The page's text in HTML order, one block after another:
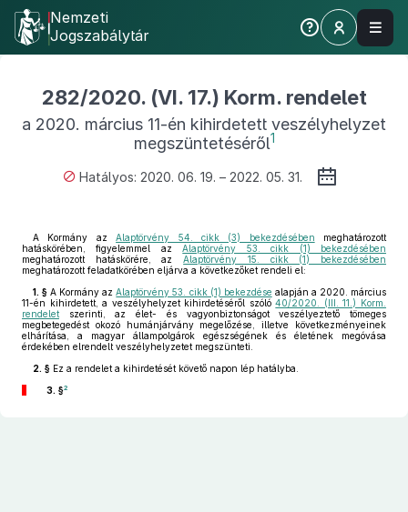
Nemzeti
Jogszabálytár
282/2020. (VI. 17.) Korm. rendelet
a 2020. március 11-én kihirdetett veszélyhelyzet
megszüntetéséről1
Hatályos: 2020. 06. 19. – 2022. 05. 31.
A Kormány azAlaptörvény 54. cikk (3) bekezdésében meghatározott
hatáskörében, figyelemmel azAlaptörvény 53. cikk (1) bekezdésében
meghatározott hatáskörére, azAlaptörvény 15. cikk (1) bekezdésében
meghatározott feladatkörében eljárva a következőket rendeli el:
1. § A Kormány azAlaptörvény 53. cikk (1) bekezdése alapján a 2020. március
11-én kihirdetett, a veszélyhelyzet kihirdetéséről szóló40/2020. (III. 11.) Korm.
rendelet szerinti, az élet- és vagyonbiztonságot veszélyeztető tömeges
megbetegedést okozó humánjárvány megelőzése, illetve következményeinek
elhárítása, a magyar állampolgárok egészségének és életének megóvása
érdekében elrendelt veszélyhelyzetet megszünteti.
2. § Ez a rendelet a kihirdetését követő napon lép hatályba.
3. §2